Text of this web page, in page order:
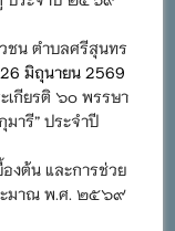
ชน ตำบลศรีสุนทร
26 มิถุนายน 2569
เกียรติ ๖๐ พรรษา
ารี” ประจำปี
งต้น และการช่วย
ะมาณ พ.ศ. ๒๕๖๙